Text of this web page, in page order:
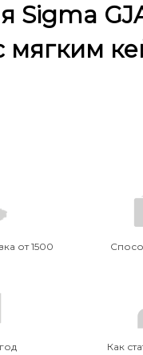
Sigma
мягким
от 1500
Как